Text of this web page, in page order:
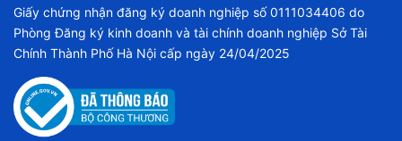
Giấy chứng nhận đăng ký doanh nghiệp số 0111034406 do
Phòng Đăng ký kinh doanh và tài chính doanh nghiệp Sở Tài
Chính Thành Phố Hà Nội cấp ngày 24/04/2025